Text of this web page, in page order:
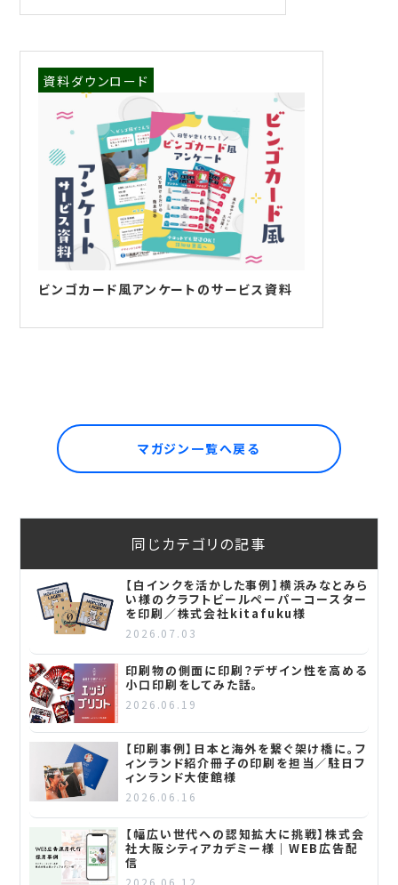
資料ダウンロード
ビンゴカード風アンケートのサービス資料
同じカテゴリの記事
【白インクを活かした事例】横浜みなとみら
い様のクラフトビールペーパーコースター
を印刷／株式会社kitafuku様
2026.07.03
印刷物の側面に印刷？デザイン性を高める
小口印刷をしてみた話。
2026.06.19
【印刷事例】日本と海外を繋ぐ架け橋に。フ
ィンランド紹介冊子の印刷を担当／駐日フ
ィンランド大使館様
2026.06.16
【幅広い世代への認知拡大に挑戦】株式会
社大阪シティアカデミー様｜WEB広告配
信
2026.06.12
マガジン一覧へ戻る